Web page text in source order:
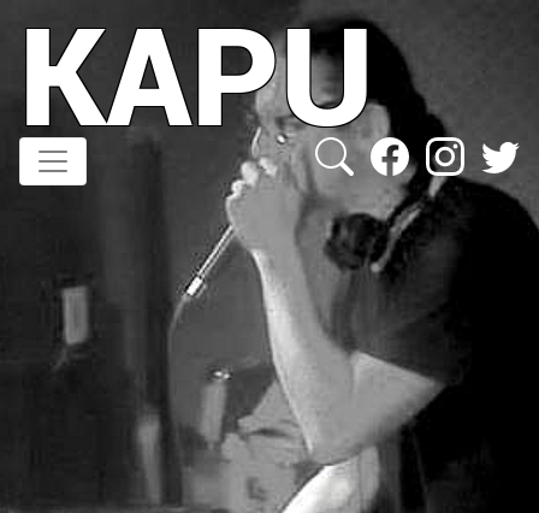
Inhalt
KAPU